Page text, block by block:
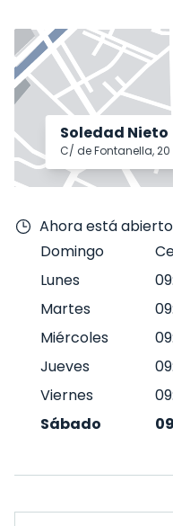
Soledad Nieto
C/ de Fontanella, 20
Ahora está abierto
Domingo
Lunes
Martes
Miércoles
Jueves
Viernes
Sábado